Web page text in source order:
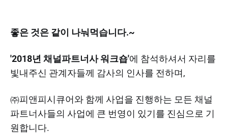
좋은 것은 같이 나눠먹습니다.~
'2018년 채널파트너사 워크숍'에 참석하셔서 자리를
빛내주신 관계자들께 감사의 인사를 전하며,
㈜피앤피시큐어와 함께 사업을 진행하는 모든 채널
파트너사들의 사업에 큰 번영이 있기를 진심으로 기
원합니다.